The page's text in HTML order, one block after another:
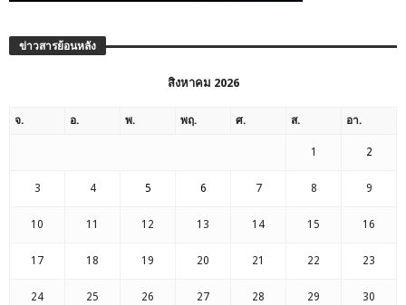
ข่าวสารย้อนหลัง
สิงหาคม 2026
จ. อ. พ. พฤ. ศ. ส. อา.
1 2
3 4 5 6 7 8 9
10 11 12 13 14 15 16
17 18 19 20 21 22 23
24 25 26 27 28 29 30